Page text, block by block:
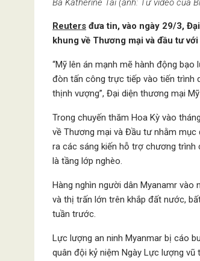
Bà Katherine Tai (ảnh: Từ video của
Reuters đưa tin, vào ngày 29/3,
khung về Thương mại và đầu tư
“Mỹ lên án mạnh mẽ hành động
đòn tấn công trực tiếp vào tiến trình
thịnh vượng”, Đại diện thương mại
Trong chuyến thăm Hoa Kỳ vào
về Thương mại và Đầu tư nhằm
ra các sáng kiến hỗ trợ chương trình
là tầng lớp nghèo.
Hàng nghìn người dân Myanamr
và thị trấn lớn trên khắp đất nước,
tuần trước.
Lực lượng an ninh Myanmar bị cáo
quân đội kỷ niệm Ngày Lực lượng vũ